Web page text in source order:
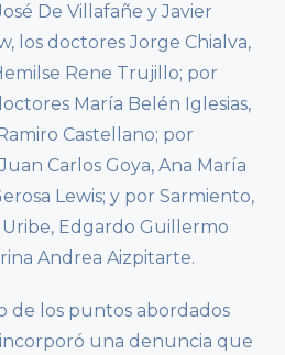
De Villafañe y Javier
los doctores Jorge Chialva,
Rene Trujillo; por
María Belén Iglesias,
Castellano; por
Carlos Goya, Ana María
Lewis; y por Sarmiento,
Uribe, Edgardo Guillermo
Andrea Aizpitarte.
de los puntos abordados
una denuncia que